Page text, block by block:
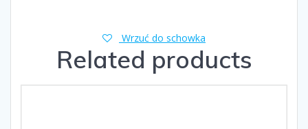
Wrzuć do schowka
Related products